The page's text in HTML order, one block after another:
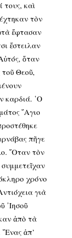
τους, καὶ
τὸν
ἔφτασαν
ἔστειλαν
ὅταν
τοῦ Θεοῦ,
καρδιά. ῾Ο
῞Αγιο
πῆγε
῞Οταν τὸν
χρόνο
γιὰ
᾿Ιησοῦ
ἀπὸ τὰ
ἀπ’